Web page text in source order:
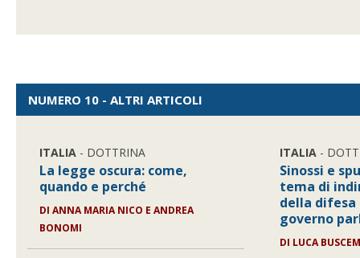
NUMERO 10 - ALTRI ARTICOLI
ITALIA - DOTTRINA
La legge oscura: come,
quando e perché
DIANNA MARIA NICO E ANDREA
BONOMI
ITALIA -
Sinossi e
tema di
della
governo
DI LUCA